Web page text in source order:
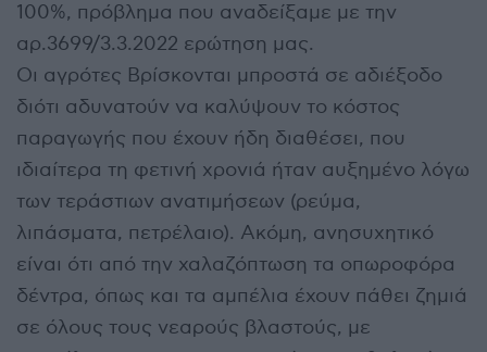
100%, πρόβλημα που αναδείξαμε με την
αρ.3699/3.3.2022 ερώτηση μας.
Οι αγρότες Βρίσκονται μπροστά σε αδιέξοδο
διότι αδυνατούν να καλύψουν το κόστος
παραγωγής που έχουν ήδη διαθέσει, που
ιδιαίτερα τη φετινή χρονιά ήταν αυξημένο λόγω
των τεράστιων ανατιμήσεων (ρεύμα,
λιπάσματα, πετρέλαιο). Ακόμη, ανησυχητικό
είναι ότι από την χαλαζόπτωση τα οπωροφόρα
δέντρα, όπως και τα αμπέλια έχουν πάθει ζημιά
σε όλους τους νεαρούς βλαστούς, με